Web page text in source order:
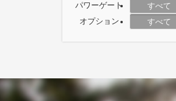
パワーゲート
すべて
オプション
すべて